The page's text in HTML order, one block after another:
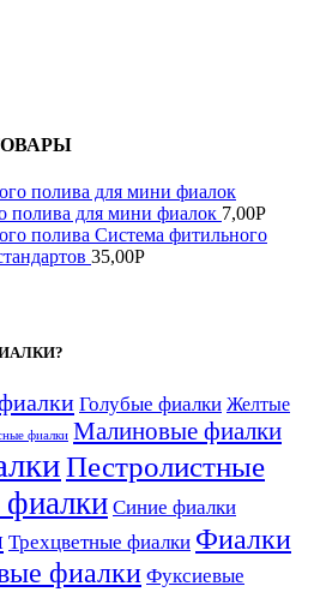
полива для мини фиалок 7,00Р
Система фитильного
35,00Р
Голубые фиалки Желтые
фиалки Малиновые фиалки
Пестролистные
Синие фиалки
Трехцветные фиалки Фиалки
фиалки Фуксиевые